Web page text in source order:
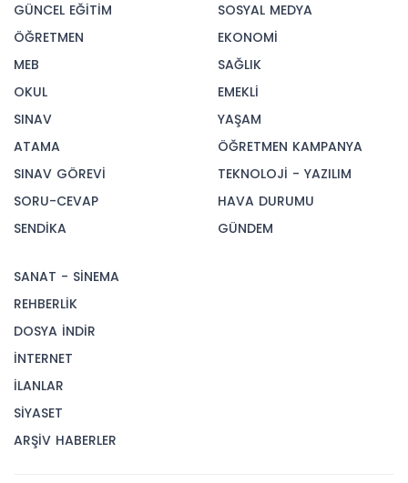
GÜNCEL EĞİTİM
ÖĞRETMEN
MEB
OKUL
SINAV
ATAMA
SINAV GÖREVİ
SORU-CEVAP
SENDİKA
SOSYAL MEDYA
EKONOMİ
SAĞLIK
EMEKLİ
YAŞAM
ÖĞRETMEN KAMPANYA
TEKNOLOJİ - YAZILIM
HAVA DURUMU
GÜNDEM
SANAT - SİNEMA
REHBERLİK
DOSYA İNDİR
İNTERNET
İLANLAR
SİYASET
ARŞİV HABERLER